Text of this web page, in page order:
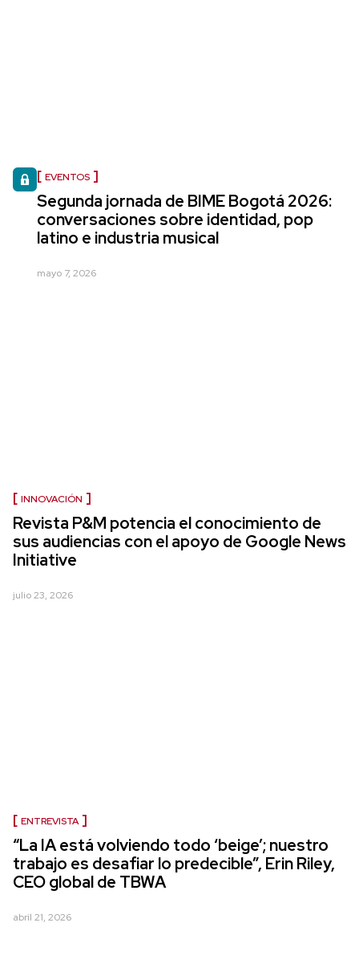
EVENTOS
Segunda jornada de BIME Bogotá 2026:
conversaciones sobre identidad, pop
latino e industria musical
mayo 7, 2026
INNOVACIÓN
Revista P&M potencia el conocimiento de
sus audiencias con el apoyo de Google News
Initiative
julio 23, 2026
ENTREVISTA
“La IA está volviendo todo ‘beige’; nuestro
trabajo es desafiar lo predecible”, Erin Riley,
CEO global de TBWA
abril 21, 2026